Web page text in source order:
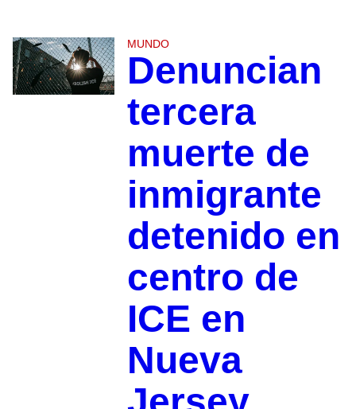
MUNDO
Denuncian
tercera
muerte de
inmigrante
detenido en
centro de
ICE en
Nueva